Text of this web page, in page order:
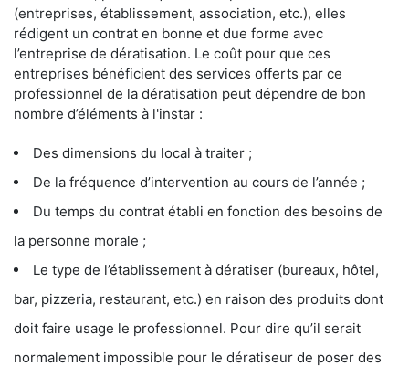
(entreprises, établissement, association, etc.), elles
rédigent un contrat en bonne et due forme avec
l’entreprise de dératisation. Le coût pour que ces
entreprises bénéficient des services offerts par ce
professionnel de la dératisation peut dépendre de bon
nombre d’éléments à l'instar :
Des dimensions du local à traiter ;
De la fréquence d’intervention au cours de l’année ;
Du temps du contrat établi en fonction des besoins de
la personne morale ;
Le type de l’établissement à dératiser (bureaux, hôtel,
bar, pizzeria, restaurant, etc.) en raison des produits dont
doit faire usage le professionnel. Pour dire qu’il serait
normalement impossible pour le dératiseur de poser des